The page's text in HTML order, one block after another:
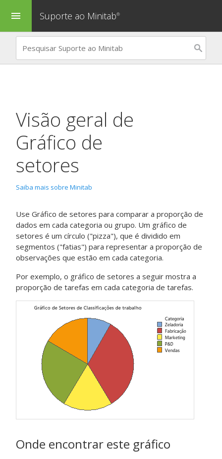
menu Suporte ao Minitab®
Visão geral de
Gráfico de
setores
Saiba mais sobre Minitab
Use Gráfico de setores para comparar a proporção de
dados em cada categoria ou grupo. Um gráfico de
setores é um círculo ("pizza"), que é dividido em
segmentos ("fatias") para representar a proporção de
observações que estão em cada categoria.
Por exemplo, o gráfico de setores a seguir mostra a
proporção de tarefas em cada categoria de tarefas.
Onde encontrar este gráfico